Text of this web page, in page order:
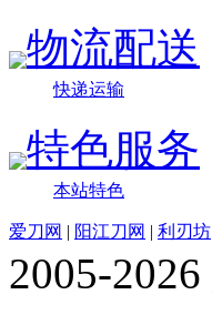
物流配送
快递运输
特色服务
本站特色
爱刀网 | 阳江刀网 | 利刃坊
2005-2026